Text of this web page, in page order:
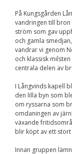
På Kungsgården
vandringen till bron
ström som gav
och gamla
vandrar vi genom
och klassisk
centrala delen av
I Långvinds kapell
den lilla byn som
om ryssarna som
omdaningen av
växande
blir köpt av ett stort
Innan gruppen